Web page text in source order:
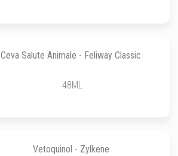
Ceva Salute Animale - Feliway Classic
48ML
Vetoquinol - Zylkene